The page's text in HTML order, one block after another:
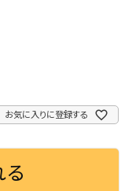
お気に入りに登録する
る